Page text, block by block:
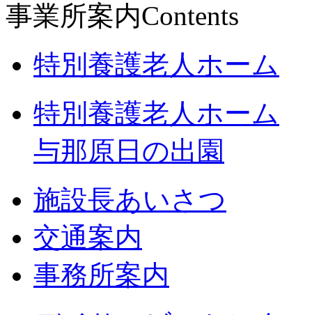
事業所案内Contents
特別養護老人ホーム
特別養護老人ホーム
与那原日の出園
施設長あいさつ
交通案内
事務所案内